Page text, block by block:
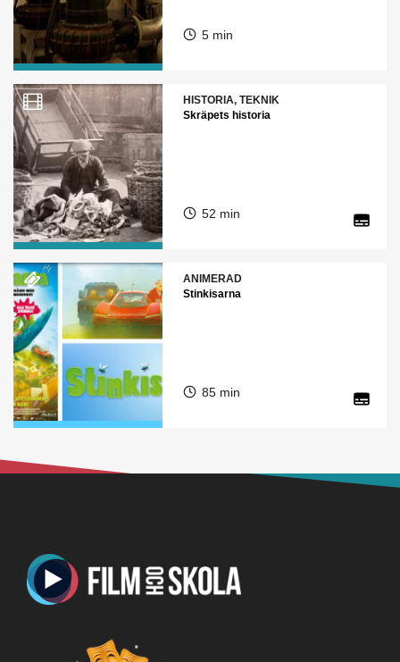
5 min
HISTORIA, TEKNIK
Skräpets historia
52 min
ANIMERAD
Stinkisarna
85 min